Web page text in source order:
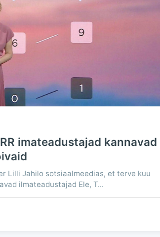
imateadustajad kannavad
Lilli Jahilo sotsiaalmeedias, et terve kuu
ilmateadustajad Ele, T...